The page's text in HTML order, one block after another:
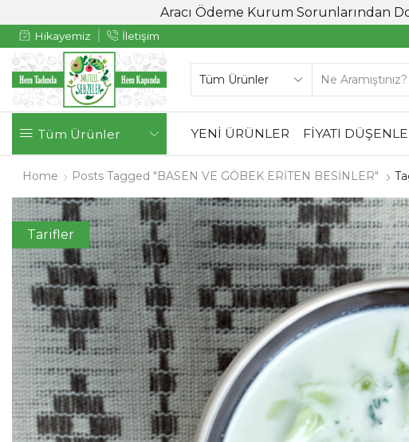
Aracı Ödeme Kurum Sorunlarından
Hikayemiz İletişim
Tüm Ürünler YENİ ÜRÜNLER FİYATI
Home Posts Tagged "BASEN VE GÖBEK ERİTEN BESİNLER"
Tarifler